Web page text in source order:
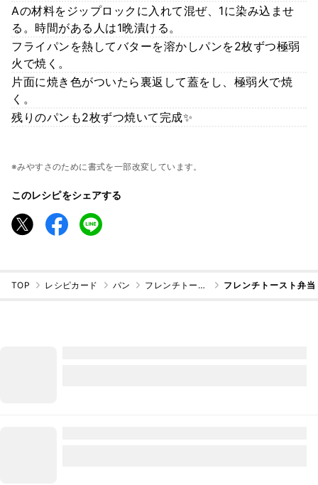
Aの材料をジップロックに入れて混ぜ、1に染み込ませ
る。時間がある人は1晩漬ける。
フライパンを熱してバターを溶かしパンを2枚ずつ極弱
火で焼く。
片面に焼き色がついたら裏返して蓋をし、極弱火で焼
く。
残りのパンも2枚ずつ焼いて完成✨
※みやすさのために書式を一部改変しています。
このレシピをシェアする
TOP レシピカード パン フレンチトースト フレンチトースト弁当